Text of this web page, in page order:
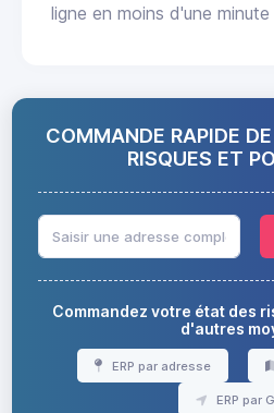
ligne en moins d'une
COMMANDE RAPIDE
RISQUES ET
Commandez votre état des
d'autres
ERP par adresse
ERP par